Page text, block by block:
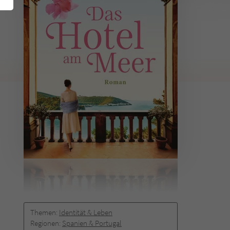
Themen: Identität & Leben
Regionen: Spanien & Portugal